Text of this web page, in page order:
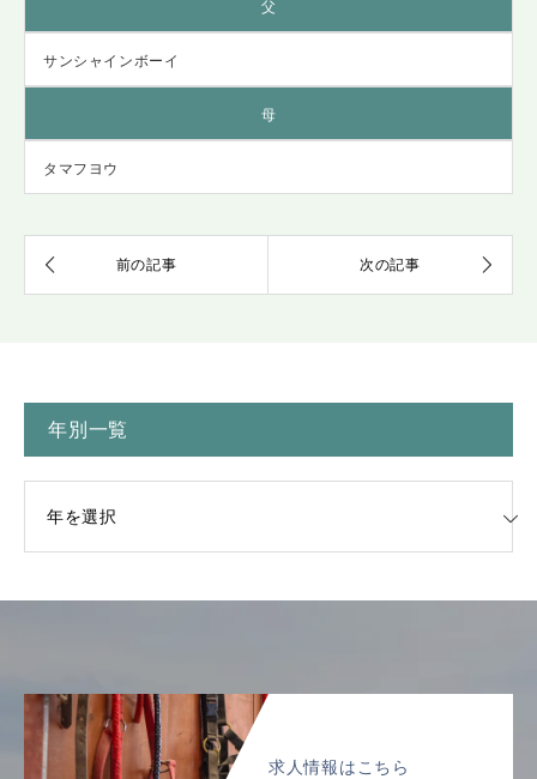
父
サンシャインボーイ
母
タマフヨウ
年別一覧
求人情報はこちら